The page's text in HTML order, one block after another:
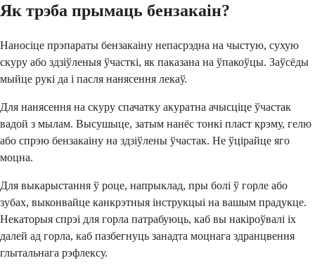
Як трэба прымаць бензакаін?
Наносіце прэпараты бензакаіну непасрэдна на чыстую, сухую
скуру або здзіўленыя ўчасткі, як паказана на ўпакоўцы. Заўсёды
мыйце рукі да і пасля нанясення лекаў.
Для нанясення на скуру спачатку акуратна ачысціце ўчастак
вадой з мылам. Высушыце, затым нанёс тонкі пласт крэму, гелю
або спрэю бензакаіну на здзіўлены ўчастак. Не ўцірайце яго
моцна.
Для выкарыстання ў роце, напрыклад, пры болі ў горле або
зубах, выконвайце канкрэтныя інструкцыі на вашым прадукце.
Некаторыя спрэі для горла патрабуюць, каб вы накіроўвалі іх
далей ад горла, каб пазбегнуць занадта моцнага здранцвення
глытальнага рэфлексу.